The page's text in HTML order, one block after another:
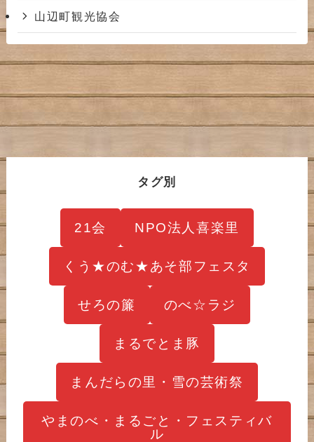
山辺町観光協会
タグ別
21会 NPO法人喜楽里
くう★のむ★あそ部フェスタ
せろの簾 のべ☆ラジ
まるでとま豚
まんだらの里・雪の芸術祭
やまのべ・まるごと・フェスティバ
ル